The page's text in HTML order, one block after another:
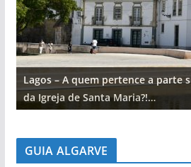
Lagos – A quem pertence a parte
da Igreja de Santa Maria?!…
GUIA ALGARVE